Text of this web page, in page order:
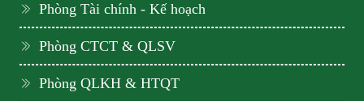
Phòng Tài chính - Kế hoạch
Phòng CTCT & QLSV
Phòng QLKH & HTQT